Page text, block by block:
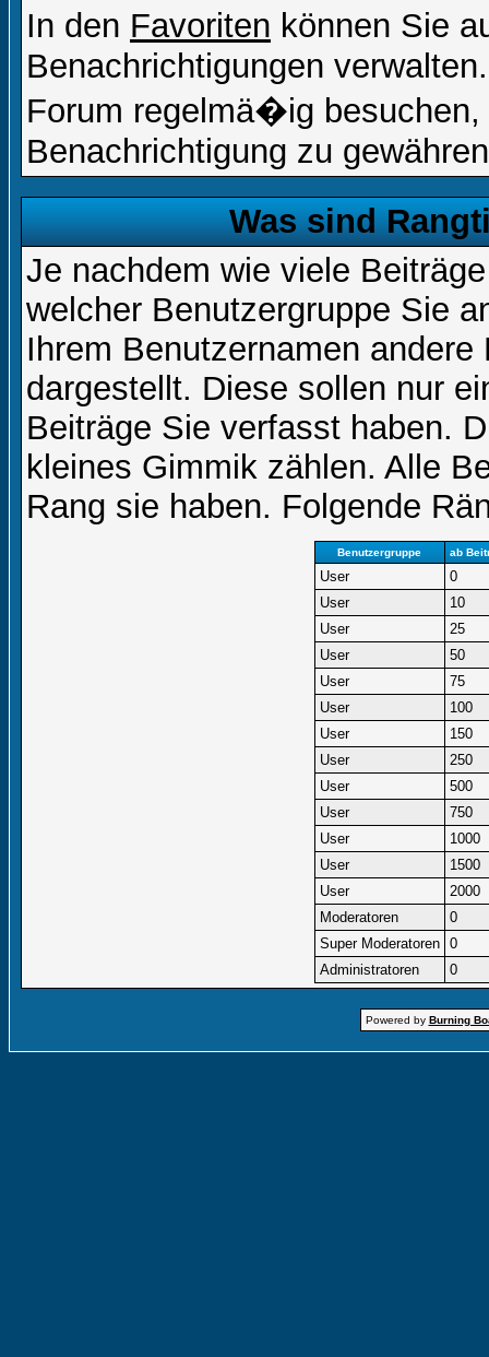
In den Favoriten können Sie
Benachrichtigungen
Forum regelmä�ig
Benachrichtigung zu
Was sind
Je nachdem wie viele
welcher Benutzergruppe Sie
Ihrem Benutzernamen
dargestellt. Diese sollen nur
Beiträge Sie verfasst haben.
kleines Gimmik zählen. Alle
Rang sie haben. Folgende
Benutzergruppe ab
User
0
User
10
User
25
User
50
User
75
User
100
User
150
User
250
User
500
User
750
User
1000
User
1500
User
2000
Moderatoren
0
Super Moderatoren
0
Administratoren
0
Powered by Burning